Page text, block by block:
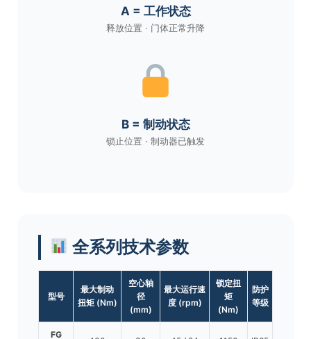
A = 工作状态
释放位置 · 门体正常升降
B = 制动状态
锁止位置 · 制动器已触发
全系列技术参数
型号
最大制动
扭矩 (Nm)
空心轴
径
(mm)
最大运行速
度 (rpm)
锁定扭
矩
(Nm)
防护
等级
FG